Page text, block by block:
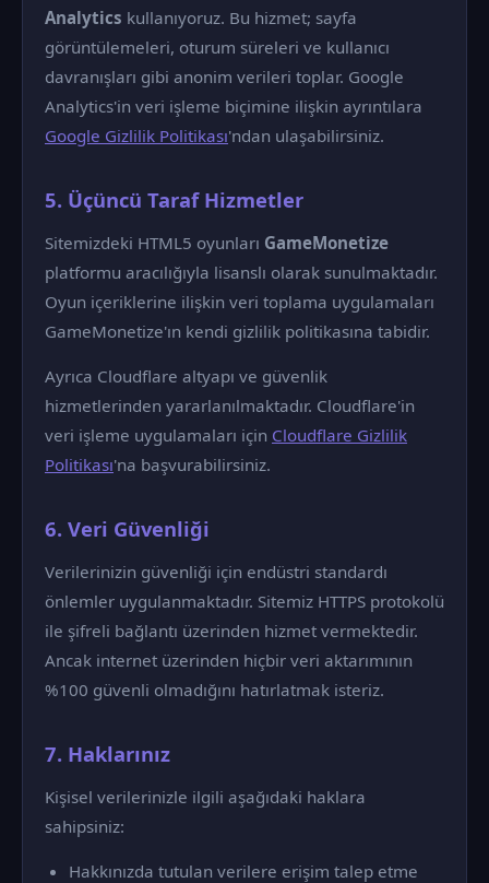
Analytics kullanıyoruz. Bu hizmet; sayfa
görüntülemeleri, oturum süreleri ve kullanıcı
davranışları gibi anonim verileri toplar. Google
Analytics'in veri işleme biçimine ilişkin ayrıntılara
Google Gizlilik Politikası'ndan ulaşabilirsiniz.
5. Üçüncü Taraf Hizmetler
Sitemizdeki HTML5 oyunları GameMonetize
platformu aracılığıyla lisanslı olarak sunulmaktadır.
Oyun içeriklerine ilişkin veri toplama uygulamaları
GameMonetize'ın kendi gizlilik politikasına tabidir.
Ayrıca Cloudflare altyapı ve güvenlik
hizmetlerinden yararlanılmaktadır. Cloudflare'in
veri işleme uygulamaları için Cloudflare Gizlilik
Politikası'na başvurabilirsiniz.
6. Veri Güvenliği
Verilerinizin güvenliği için endüstri standardı
önlemler uygulanmaktadır. Sitemiz HTTPS protokolü
ile şifreli bağlantı üzerinden hizmet vermektedir.
Ancak internet üzerinden hiçbir veri aktarımının
%100 güvenli olmadığını hatırlatmak isteriz.
7. Haklarınız
Kişisel verilerinizle ilgili aşağıdaki haklara
sahipsiniz:
Hakkınızda tutulan verilere erişim talep etme